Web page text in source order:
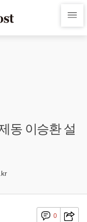
동 이승환 설
0